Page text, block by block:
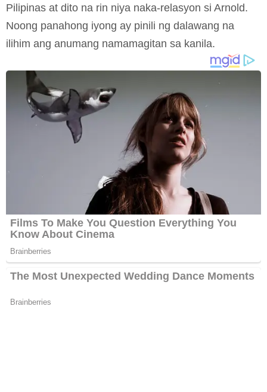
Pilipinas at dito na rin niya naka-relasyon si Arnold.
Noong panahong iyong ay pinili ng dalawang na
ilihim ang anumang namamagitan sa kanila.